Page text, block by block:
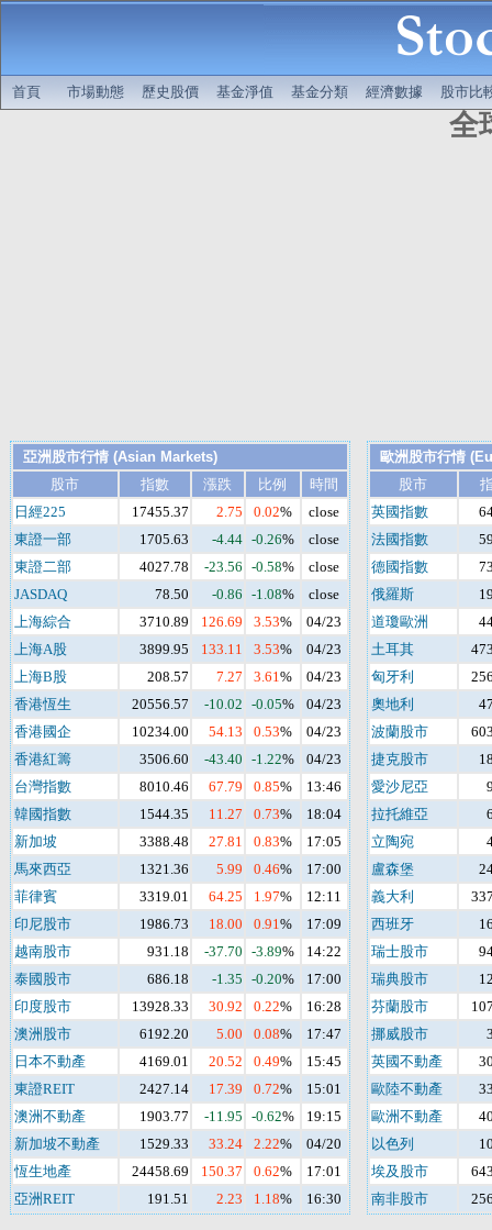
首頁 市場動態 歷史股價 基金淨值 基金分類 經濟數據 股市比
全
亞洲股市行情 (Asian Markets)
股市
指數 漲跌 比例
時間
日經225
17455.37 2.75 0.02%
close
東證一部
1705.63 -4.44 -0.26%
close
東證二部
4027.78 -23.56 -0.58%
close
JASDAQ
78.50 -0.86 -1.08%
close
上海綜合
3710.89 126.69 3.53%
04/23
上海A股
3899.95 133.11 3.53%
04/23
上海B股
208.57 7.27 3.61%
04/23
香港恆生
20556.57 -10.02 -0.05%
04/23
香港國企
10234.00 54.13 0.53%
04/23
香港紅籌
3506.60 -43.40 -1.22%
04/23
台灣指數
8010.46 67.79 0.85%
13:46
韓國指數
1544.35 11.27 0.73%
18:04
新加坡
3388.48 27.81 0.83%
17:05
馬來西亞
1321.36 5.99 0.46%
17:00
菲律賓
3319.01 64.25 1.97%
12:11
印尼股市
1986.73 18.00 0.91%
17:09
越南股市
931.18 -37.70 -3.89%
14:22
泰國股市
686.18 -1.35 -0.20%
17:00
印度股市
13928.33 30.92 0.22%
16:28
澳洲股市
6192.20 5.00 0.08%
17:47
日本不動產
4169.01 20.52 0.49%
15:45
東證REIT
2427.14 17.39 0.72%
15:01
澳洲不動產
1903.77 -11.95 -0.62%
19:15
新加坡不動產
1529.33 33.24 2.22%
04/20
恆生地產
24458.69 150.37 0.62%
17:01
亞洲REIT
191.51 2.23 1.18% 16:30
歐洲股市行情
股市
英國指數
法國指數
德國指數
俄羅斯
道瓊歐洲
土耳其
匈牙利
奧地利
波蘭股市
捷克股市
愛沙尼亞
拉托維亞
立陶宛
盧森堡
義大利
西班牙
瑞士股市
瑞典股市
芬蘭股市
挪威股市
英國不動產
歐陸不動產
歐洲不動產
以色列
埃及股市
南非股市